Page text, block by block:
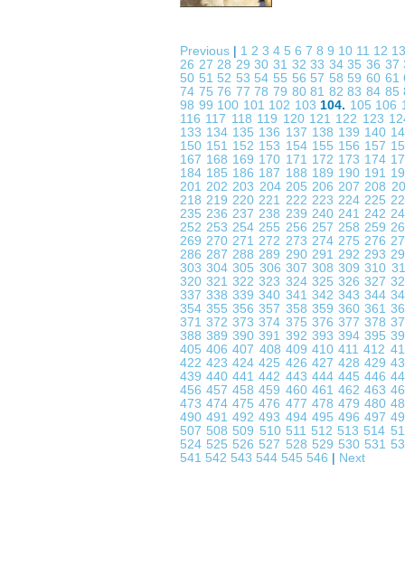
Previous 1 2 3 4 5 6 7 8 9 10 11 12
26 2728 293031 3233 343536 37
50 51 52 53 54 55 56 57 58 5960 61
74 7576 777879 8081 828384 85
98 99 100 101 102 103104. 105 106
116 117 118 119 120 121 122 123
133 134 135 136 137 138 139 140
150 151 152 153 154 155 156 157
167 168 169 170 171 172 173 174
184 185 186 187 188 189 190 191
201202203 204 205 206207208
218219220221 222 223 224 225
235236237238 239 240 241 242
252253254255 256 257 258 259
269270271272 273 274 275 276
286287288289 290 291 292 293
303304305 306 307 308309310
320321322323 324 325 326 327
337338339340 341 342 343 344
354355356357 358 359 360 361
371372373374 375 376 377 378
388389390391 392 393 394 395
405406407 408 409 410411412
422423424425 426 427 428 429
439440441442 443 444 445 446
456457458459 460 461 462 463
473474475476 477 478 479 480
490491492493 494 495 496 497
507 508 509 510 511 512 513 514
524 525 526 527 528 529 530 531
541 542 543 544 545 546 Next